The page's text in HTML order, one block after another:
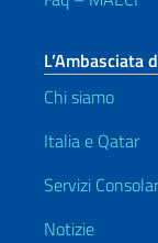
L’Ambasciata
Chi siamo
Italia e Qatar
Servizi
Notizie